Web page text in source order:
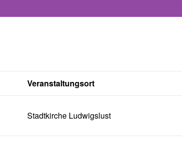
Veranstaltungsort
Stadtkirche Ludwigslust